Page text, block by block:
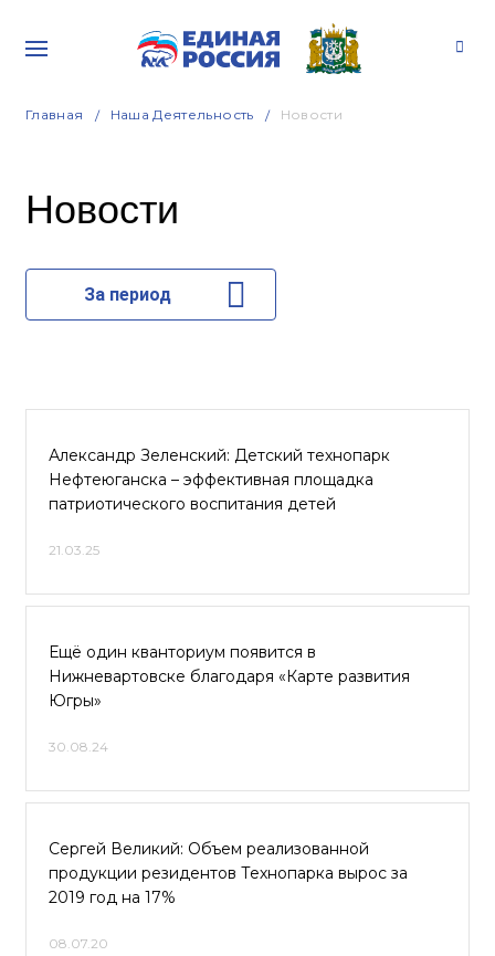
Главная Наша Деятельность Новости
Новости
За период
Александр Зеленский: Детский технопарк
Нефтеюганска – эффективная площадка
патриотического воспитания детей
21.03.25
Ещё один кванториум появится в
Нижневартовске благодаря «Карте развития
Югры»
30.08.24
Сергей Великий: Объем реализованной
продукции резидентов Технопарка вырос за
2019 год на 17%
08.07.20